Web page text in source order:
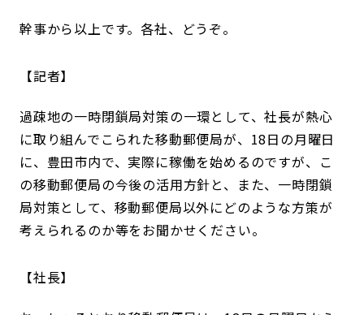
幹事から以上です。各社、どうぞ。
記者
過疎地の一時閉鎖局対策の一環として、社長が熱心
に取り組んでこられた移動郵便局が、18日の月曜日
に、豊田市内で、実際に稼働を始めるのですが、こ
の移動郵便局の今後の活用方針と、また、一時閉鎖
局対策として、移動郵便局以外にどのような方策が
考えられるのか等をお聞かせください。
社長